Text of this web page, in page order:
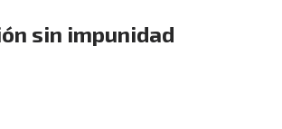
sin impunidad